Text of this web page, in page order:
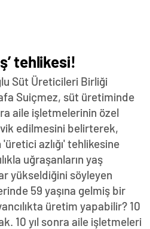
tehlikesi!
Süt Üreticileri Birliği
Suiçmez, süt üretiminde
aile işletmelerinin özel
edilmesini belirterek,
azlığı' tehlikesine
uğraşanların yaş
yükseldiğini söyleyen
59 yaşına gelmiş bir
üretim yapabilir? 10
10 yıl sonra aile işletmeleri